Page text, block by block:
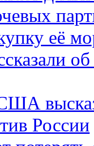
её
России